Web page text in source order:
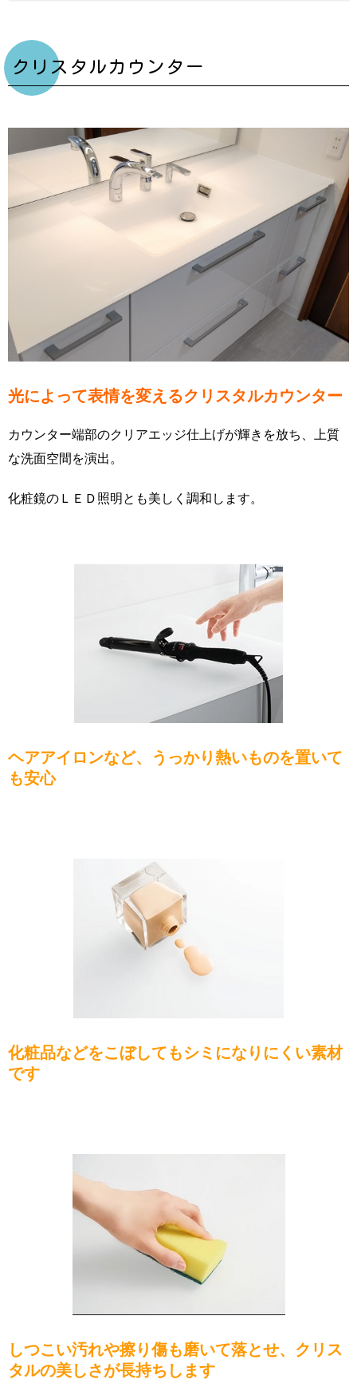
クリスタルカウンター
光によって表情を変えるクリスタルカウンター
カウンター端部のクリアエッジ仕上げが輝きを放ち、上質
な洗面空間を演出。
化粧鏡のＬＥＤ照明とも美しく調和します。
ヘアアイロンなど、うっかり熱いものを置いて
も安心
化粧品などをこぼしてもシミになりにくい素材
です
しつこい汚れや擦り傷も磨いて落とせ、クリス
タルの美しさが長持ちします